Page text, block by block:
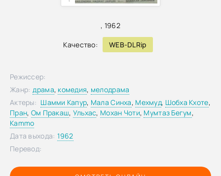
, 1962
Качество: WEB-DLRip
Режиссер:
Жанр: драма, комедия, мелодрама
Актеры: Шамми Капур, Мала Синха, Мехмуд, Шобха Кхоте,
Пран, Ом Пракаш, Ульхас, Мохан Чоти, Мумтаз Бегум,
Kammo
Дата выхода: 1962
Перевод: